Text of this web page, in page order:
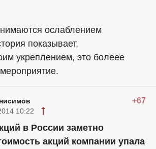
ослаблением
показывает,
укреплением, это болеее
+67
10:22
в России заметно
акций компании упала